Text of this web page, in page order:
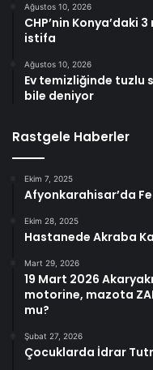
Ağustos 10, 2026
CHP’nin Konya’daki
istifa
Ağustos 10, 2026
Ev temizliğinde tuzlu
bile deniyor
Rastgele Haberler
Ekim 7, 2025
Afyonkarahisar’da
Ekim 28, 2025
Hastanede Akraba
Mart 29, 2026
19 Mart 2026
motorine, mazota
mu?
Şubat 27, 2026
Çocuklarda İdrar